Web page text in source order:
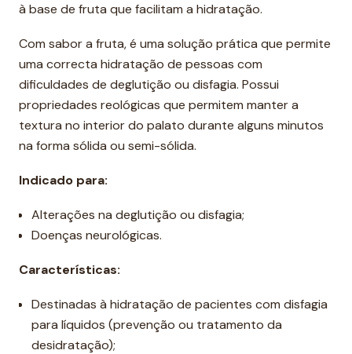
à base de fruta que facilitam a hidratação.
Com sabor a fruta, é uma solução prática que permite
uma correcta hidratação de pessoas com
dificuldades de deglutição ou disfagia. Possui
propriedades reológicas que permitem manter a
textura no interior do palato durante alguns minutos
na forma sólida ou semi-sólida.
Indicado para:
Alterações na deglutição ou disfagia;
Doenças neurológicas.
Características:
Destinadas à hidratação de pacientes com disfagia
para líquidos (prevenção ou tratamento da
desidratação);